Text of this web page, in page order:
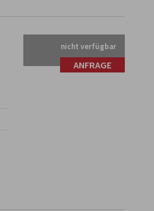
nicht verfügbar
ANFRAGE